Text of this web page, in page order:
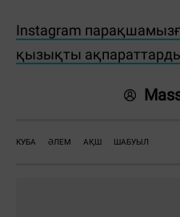
Instagram
қызықты
КУБА ӘЛЕМ АҚШ ШАБУЫЛ